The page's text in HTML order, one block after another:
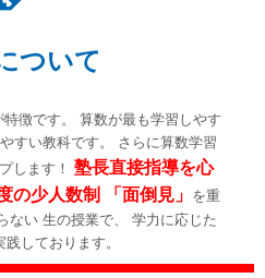
ついて
徴です。 算数が最も学習しやす
すい教科です。
さらに算数学習
します！ 塾長直接指導を心
の少人数制 「面倒見」 を重
ない 生の授業で、 学力に応じた
践しております。